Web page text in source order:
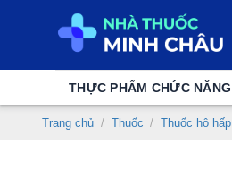
THỰC PHẨM CHỨC NĂNG
Trang chủ / Thuốc / Thuốc hô hấp